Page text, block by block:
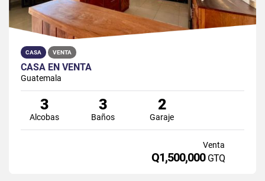
CASA VENTA
CASA EN VENTA
Guatemala
3
Alcobas
3
Baños
2
Garaje
Venta
Q1,500,000 GTQ